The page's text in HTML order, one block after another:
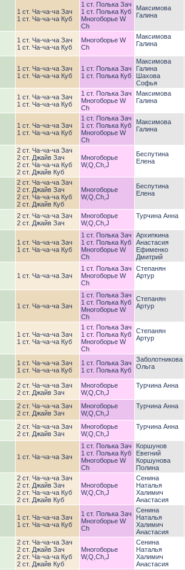
1 ст. Ча-ча-ча Зач
1 ст. Ча-ча-ча Куб
1 ст. Полька Зач
1 ст. Полька Куб
Многоборье W
Ch
Максимова
Галина
1 ст. Ча-ча-ча Зач
1 ст. Ча-ча-ча Куб
Многоборье W
Ch
Максимова
Галина
1 ст. Ча-ча-ча Зач
1 ст. Ча-ча-ча Куб
1 ст. Полька Зач
1 ст. Полька Куб
Максимова
Галина
Шахова
Софья
1 ст. Ча-ча-ча Зач
1 ст. Ча-ча-ча Куб
1 ст. Полька Зач
Многоборье W
Ch
Максимова
Галина
1 ст. Ча-ча-ча Зач
1 ст. Ча-ча-ча Куб
1 ст. Полька Зач
1 ст. Полька Куб
Многоборье W
Ch
Максимова
Галина
2 ст. Ча-ча-ча Зач
2 ст. Джайв Зач
2 ст. Ча-ча-ча Куб
2 ст. Джайв Куб
Многоборье
W,Q,Ch,J
Беспутина
Елена
2 ст. Ча-ча-ча Зач
2 ст. Джайв Зач
2 ст. Ча-ча-ча Куб
2 ст. Джайв Куб
Многоборье
W,Q,Ch,J
Беспутина
Елена
2 ст. Ча-ча-ча Зач
2 ст. Джайв Зач
Многоборье
W,Q,Ch,J
Турчина Анна
1 ст. Ча-ча-ча Зач
1 ст. Ча-ча-ча Куб
1 ст. Полька Зач
1 ст. Полька Куб
Многоборье W
Ch
Архипкина
Анастасия
Ефименко
Дмитрий
1 ст. Ча-ча-ча Зач
1 ст. Полька Зач
Многоборье W
Ch
Степанян
Артур
1 ст. Ча-ча-ча Зач
1 ст. Полька Зач
1 ст. Полька Куб
Многоборье W
Ch
Степанян
Артур
1 ст. Ча-ча-ча Зач
1 ст. Ча-ча-ча Куб
1 ст. Полька Зач
1 ст. Полька Куб
Многоборье W
Ch
Степанян
Артур
1 ст. Ча-ча-ча Зач
1 ст. Ча-ча-ча Куб
1 ст. Полька Зач
1 ст. Полька Куб
Заболотникова
Ольга
2 ст. Ча-ча-ча Зач
2 ст. Джайв Зач
Многоборье
W,Q,Ch,J
Турчина Анна
2 ст. Ча-ча-ча Зач
2 ст. Джайв Зач
Многоборье
W,Q,Ch,J
Турчина Анна
2 ст. Ча-ча-ча Зач
2 ст. Джайв Зач
Многоборье
W,Q,Ch,J
Турчина Анна
1 ст. Ча-ча-ча Зач
1 ст. Полька Зач
1 ст. Полька Куб
Многоборье W
Ch
Коршунов
Евегний
Коршунова
Полина
2 ст. Ча-ча-ча Зач
2 ст. Джайв Зач
2 ст. Ча-ча-ча Куб
2 ст. Джайв Куб
Многоборье
W,Q,Ch,J
Сенина
Наталья
Халимич
Анастасия
1 ст. Ча-ча-ча Зач
1 ст. Ча-ча-ча Куб
1 ст. Полька Зач
Многоборье W
Ch
Сенина
Наталья
Халимич
Анастасия
2 ст. Ча-ча-ча Зач
2 ст. Джайв Зач
2 ст. Ча-ча-ча Куб
2 ст. Джайв Куб
Многоборье
W,Q,Ch,J
Сенина
Наталья
Халимич
Анастасия